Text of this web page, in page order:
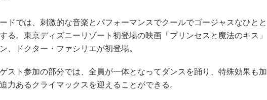
ドでは、刺激的な音楽とパフォーマンスでクールでゴージャスなひとと
る。東京ディズニーリゾート初登場の映画「プリンセスと魔法のキス」
、ドクター・ファシリエが初登場。
スト参加の部分では、全員が一体となってダンスを踊り、特殊効果も加
力あるクライマックスを迎えることができる。